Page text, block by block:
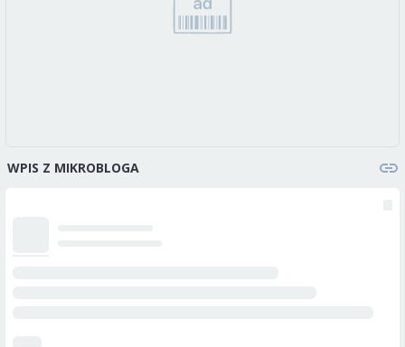
WPIS Z MIKROBLOGA